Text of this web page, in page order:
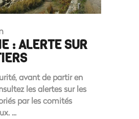
: ALERTE SUR
avant de partir en
les alertes sur les
par les comités